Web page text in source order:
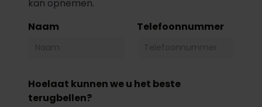
kan opnemen.
Naam
Telefoonnummer
Hoelaat kunnen we u het beste
terugbellen?